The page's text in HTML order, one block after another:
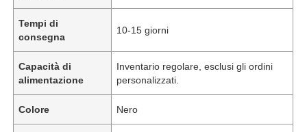
Tempi di
consegna
10-15 giorni
Capacità di
alimentazione
Inventario regolare, esclusi gli ordini
personalizzati.
Colore Nero